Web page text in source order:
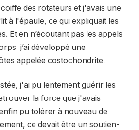
des rotateurs et j'avais une
à l'épaule, ce qui expliquait les
Et en n’écoutant pas les appels
j’ai développé une
appelée costochondrite.
j'ai pu lentement guérir les
la force que j'avais
pu tolérer à nouveau de
ce devait être un soutien-